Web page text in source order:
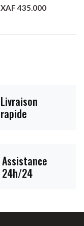
XAF 435.000
Livraison
rapide
Assistance
24h/24